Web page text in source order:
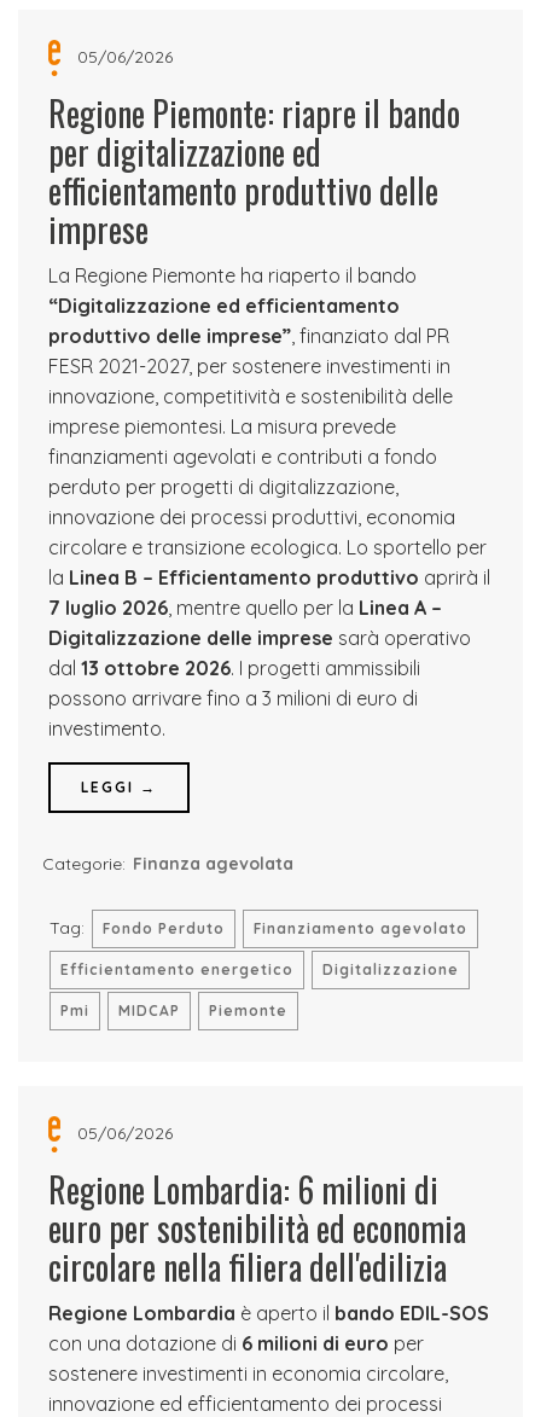
05/06/2026
Regione Piemonte: riapre il bando
per digitalizzazione ed
efficientamento produttivo delle
imprese
La Regione Piemonte ha riaperto il bando
“Digitalizzazione ed efficientamento
produttivo delle imprese”, finanziato dal PR
FESR 2021-2027, per sostenere investimenti in
innovazione, competitività e sostenibilità delle
imprese piemontesi. La misura prevede
finanziamenti agevolati e contributi a fondo
perduto per progetti di digitalizzazione,
innovazione dei processi produttivi, economia
circolare e transizione ecologica. Lo sportello per
la Linea B – Efficientamento produttivo aprirà il
7 luglio 2026, mentre quello per la Linea A –
Digitalizzazione delle imprese sarà operativo
dal 13 ottobre 2026. I progetti ammissibili
possono arrivare fino a 3 milioni di euro di
investimento.
LEGGI →
Categorie: Finanza agevolata
Tag: Fondo Perduto Finanziamento agevolato
Efficientamento energetico Digitalizzazione
Pmi MIDCAP Piemonte
05/06/2026
Regione Lombardia: 6 milioni di
euro per sostenibilità ed economia
circolare nella filiera dell'edilizia
Regione Lombardia è aperto il bando EDIL-SOS
con una dotazione di 6 milioni di euro per
sostenere investimenti in economia circolare,
innovazione ed efficientamento dei processi